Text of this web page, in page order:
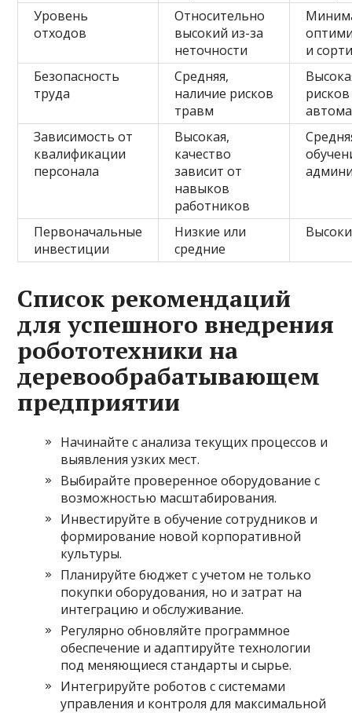
Уровень
отходов
Относительно
высокий из-за
неточности
и
Безопасность
труда
Средняя,
наличие рисков
травм
Зависимость от
квалификации
персонала
Высокая,
качество
зависит от
навыков
работников
Первоначальные
инвестиции
Низкие или
средние
Список рекомендаций
для успешного внедрения
робототехники на
деревообрабатывающем
предприятии
Начинайте с анализа текущих процессов и
выявления узких мест.
Выбирайте проверенное оборудование с
возможностью масштабирования.
Инвестируйте в обучение сотрудников и
формирование новой корпоративной
культуры.
Планируйте бюджет с учетом не только
покупки оборудования, но и затрат на
интеграцию и обслуживание.
Регулярно обновляйте программное
обеспечение и адаптируйте технологии
под меняющиеся стандарты и сырье.
Интегрируйте роботов с системами
управления и контроля для максимальной